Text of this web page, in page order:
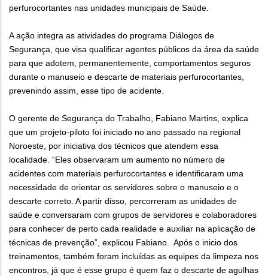
perfurocortantes nas unidades municipais de Saúde.
A ação integra as atividades do programa Diálogos de
Segurança, que visa qualificar agentes públicos da área da saúde
para que adotem, permanentemente, comportamentos seguros
durante o manuseio e descarte de materiais perfurocortantes,
prevenindo assim, esse tipo de acidente.
O gerente de Segurança do Trabalho, Fabiano Martins, explica
que um projeto-piloto foi iniciado no ano passado na regional
Noroeste, por iniciativa dos técnicos que atendem essa
localidade. “Eles observaram um aumento no número de
acidentes com materiais perfurocortantes e identificaram uma
necessidade de orientar os servidores sobre o manuseio e o
descarte correto. A partir disso, percorreram as unidades de
saúde e conversaram com grupos de servidores e colaboradores
para conhecer de perto cada realidade e auxiliar na aplicação de
técnicas de prevenção”, explicou Fabiano. Após o inicio dos
treinamentos, também foram incluídas as equipes da limpeza nos
encontros, já que é esse grupo é quem faz o descarte de agulhas